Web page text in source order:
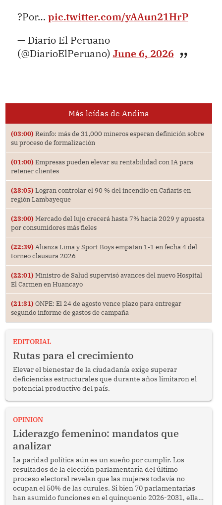
?Por… pic.twitter.com/yAAun21HrP
— Diario El Peruano
(@DiarioElPeruano) June 6, 2026
Más leídas de Andina
(03:00) Reinfo: más de 31,000 mineros esperan definición sobre
su proceso de formalización
(01:00) Empresas pueden elevar su rentabilidad con IA para
retener clientes
(23:05) Logran controlar el 90 % del incendio en Cañaris en
región Lambayeque
(23:00) Mercado del lujo crecerá hasta 7% hacia 2029 y apuesta
por consumidores más fieles
(22:39) Alianza Lima y Sport Boys empatan 1-1 en fecha 4 del
torneo clausura 2026
(22:01) Ministro de Salud supervisó avances del nuevo Hospital
El Carmen en Huancayo
(21:31) ONPE: El 24 de agosto vence plazo para entregar
segundo informe de gastos de campaña
EDITORIAL
Rutas para el crecimiento
Elevar el bienestar de la ciudadanía exige superar
deficiencias estructurales que durante años limitaron el
potencial productivo del país.
OPINION
Liderazgo femenino: mandatos que
analizar
La paridad política aún es un sueño por cumplir. Los
resultados de la elección parlamentaria del último
proceso electoral revelan que las mujeres todavía no
ocupan el 50% de las curules. Si bien 70 parlamentarias
han asumido funciones en el quinquenio 2026-2031, ellas